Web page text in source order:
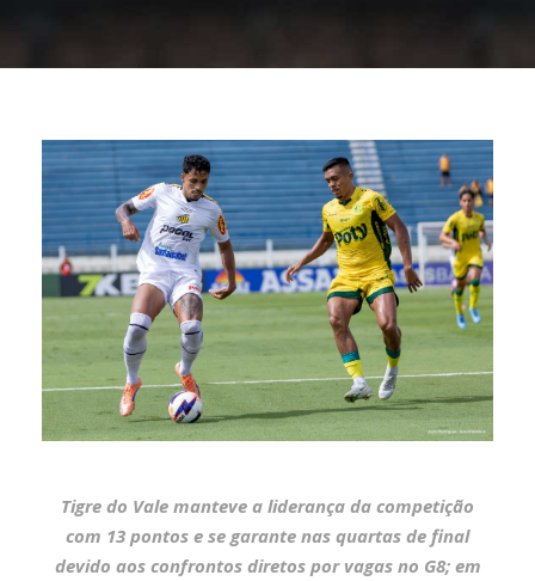
Tigre do Vale manteve a liderança da competição
com 13 pontos e se garante nas quartas de final
devido aos confrontos diretos por vagas no G8; em